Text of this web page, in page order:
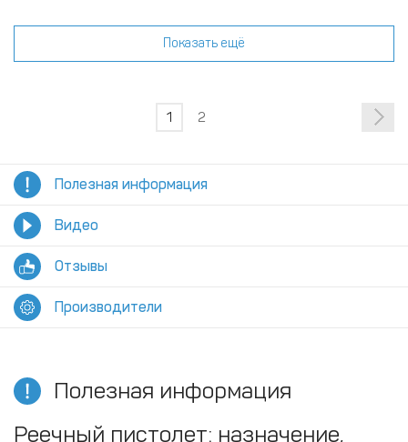
Показать ещё
1 2
Полезная информация
Видео
Отзывы
Производители
Полезная информация
Реечный пистолет: назначение,